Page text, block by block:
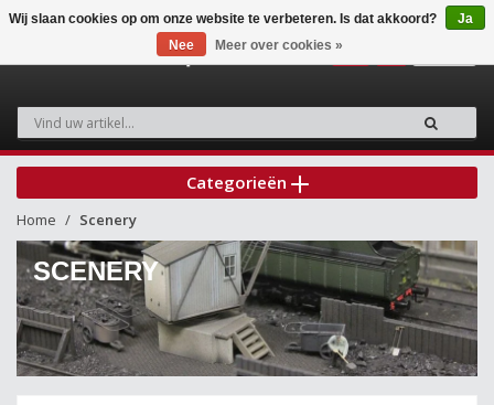
Categorieën
Home Scenery
SCENERY
Wij slaan cookies op om onze website te verbeteren. Is dat akkoord?
Ja
Nee
Meer over cookies »